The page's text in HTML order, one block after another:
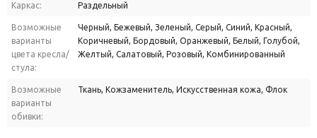
Каркас: Раздельный
Возможные
варианты
цвета кресла/
стула:
Черный, Бежевый, Зеленый, Серый, Синий, Красный,
Коричневый, Бордовый, Оранжевый, Белый, Голубой,
Желтый, Салатовый, Розовый, Комбинированный
Возможные
варианты
обивки:
Ткань, Кожзаменитель, Искусственная кожа, Флок